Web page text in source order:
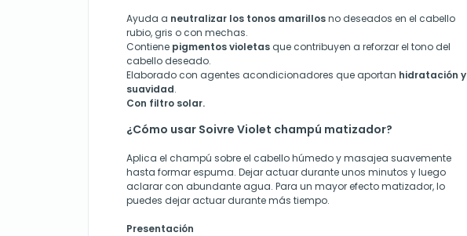
Ayuda a neutralizar los tonos amarillosno deseados en el cabello
rubio, gris o con mechas.
Contiene pigmentos violetas que contribuyen a reforzar el tono del
cabello deseado.
Elaborado con agentes acondicionadores que aportan hidratación y
suavidad.
Con filtro solar.
¿Cómo usar Soivre Violet champú matizador?
Aplica el champú sobre el cabello húmedo y masajea suavemente
hasta formar espuma. Dejar actuar durante unos minutos y luego
aclarar con abundante agua. Para un mayor efecto matizador, lo
puedes dejar actuar durante más tiempo.
Presentación